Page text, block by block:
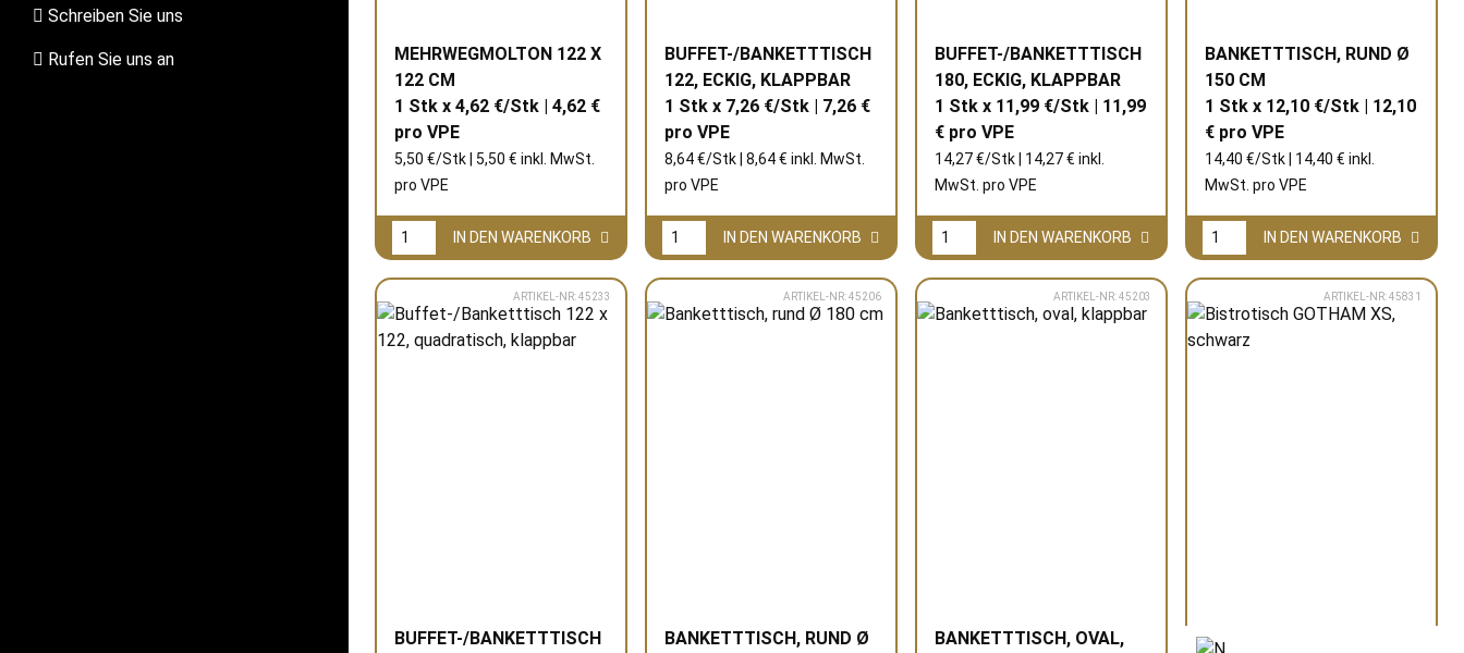
Schreiben Sie uns
Rufen Sie uns an
MEHRWEGMOLTON 122 X
122 CM
1 Stk x 4,62 €/Stk | 4,62 €
pro VPE
5,50 €/Stk | 5,50 € inkl. MwSt.
pro VPE
IN DEN WARENKORB
BUFFET-/BANKETTTISCH
122, ECKIG, KLAPPBAR
1 Stk x 7,26 €/Stk | 7,26 €
pro VPE
8,64 €/Stk | 8,64 € inkl. MwSt.
pro VPE
IN DEN WARENKORB
BUFFET-/BANKETTTISCH
180, ECKIG, KLAPPBAR
1 Stk x 11,99 €/Stk | 11,99
€ pro VPE
14,27 €/Stk | 14,27 € inkl.
MwSt. pro VPE
IN DEN WARENKORB
BANKETTTISCH, RUND Ø
150 CM
1 Stk x 12,10 €/Stk | 12,10
€ pro VPE
14,40 €/Stk | 14,40 € inkl.
MwSt. pro VPE
IN DEN WARENKORB
ARTIKEL-NR: 45233
BUFFET-/BANKETTTISCH
ARTIKEL-NR: 45206
BANKETTTISCH, RUND Ø
ARTIKEL-NR: 45203
BANKETTTISCH, OVAL,
ARTIKEL-NR: 45831